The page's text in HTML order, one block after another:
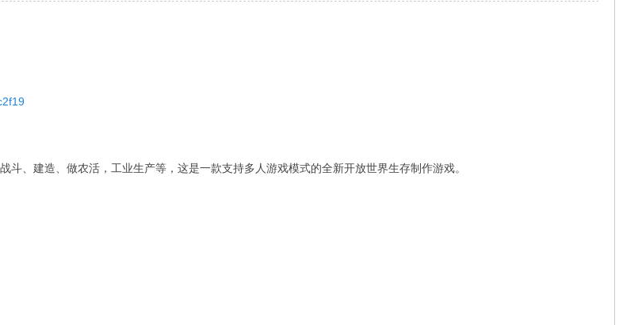
斗、建造、做农活，工业生产等，这是一款支持多人游戏模式的全新开放世界生存制作游戏。